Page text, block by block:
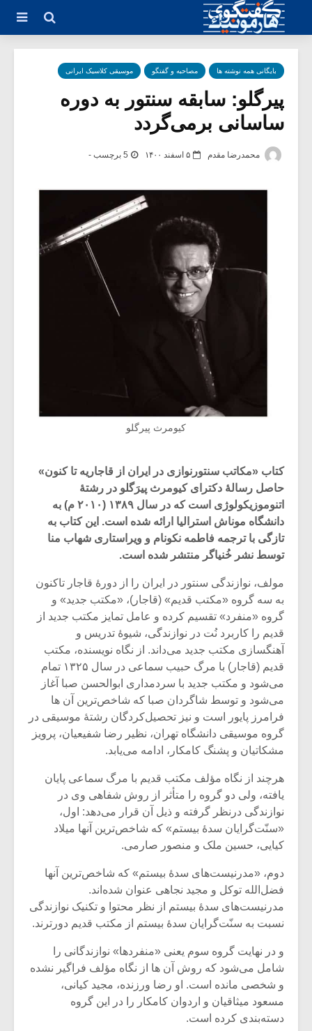
بایگانی همه نوشته ها مصاحبه و گفتگو موسیقی کلاسیک ایرانی
پیرگلو: سابقه سنتور به دوره
ساسانی برمی‌گردد
محمدرضا مقدم ۵ اسفند ۱۴۰۰ 5 برچسب -
کیومرث پیرگلو
کتاب «مکاتب سنتورنوازی در ایران از قاجاریه تا کنون»
حاصل رسالۀ دکترای کیومرث پیرَگلو در رشتۀ
اتنوموزیکولوژی است که در سال ۱۳۸۹ (۲۰۱۰ م) به
دانشگاه موناش استرالیا ارائه شده است. این کتاب به
تازگی با ترجمه فاطمه نکونام و ویراستاری شهاب منا
توسط نشر خُنیاگر منتشر شده است.
مولف، نوازندگی سنتور در ایران را از دورۀ قاجار تاکنون
به سه گروه «مکتب قدیم» (قاجار)، «مکتب جدید» و
گروه «منفرد» تقسیم کرده و عامل تمایز مکتب جدید از
قدیم را کاربرد نُت در نوازندگی، شیوۀ تدریس و
آهنگسازی مکتب جدید می‌داند. از نگاه نویسنده، مکتب
قدیم (قاجار) با مرگ حبیب سماعی در سال ۱۳۲۵ تمام
می‌شود و مکتب جدید با سردمداری ابوالحسن صبا آغاز
می‌شود و توسط شاگردان صبا که شاخص‌ترین آن ها
فرامرز پایور است و نیز تحصیل‌کردگان رشتۀ موسیقی در
گروه موسیقی دانشگاه تهران، نظیر رضا شفیعیان، پرویز
مشکاتیان و پشنگ کامکار، ادامه می‌یابد.
هرچند از نگاه مؤلف مکتب قدیم با مرگ سماعی پایان
یافته، ولی دو گروه را متأثر از روش شفاهی وی در
نوازندگی درنظر گرفته و ذیل آن قرار می‌دهد: اول،
«سنّت‌گرایان سدۀ بیستم» که شاخص‌ترین آنها میلاد
کیایی، حسین ملک و منصور صارمی‌.
دوم، «مدرنیست‌های سدۀ بیستم» که شاخص‌ترین آنها
فضل‌الله توکل و مجید نجاهی عنوان شده‌اند.
مدرنیست‌های سدۀ بیستم از نظر محتوا و تکنیک نوازندگی
نسبت به سنّت‌گرایان سدۀ بیستم از مکتب قدیم دورترند.
و در نهایت گروه سوم یعنی «منفردها» نوازندگانی را
شامل می‌شود که روش آن ها از نگاه مؤلف فراگیر نشده
و شخصی مانده است. او رضا ورزنده، مجید کیانی،
مسعود میثاقیان و اردوان کامکار را در این گروه
دسته‌بندی کرده است.
میکلوش روژا
یادداشتی بر موسیقی
متن فیلم «متری
اگر نمی توانی
مشهورترین باشی،
بدنام ترین باش
دوره
موسیقی